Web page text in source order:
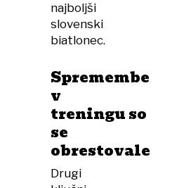
najboljši
slovenski
biatlonec.
Spremembe
v
treningu so
se
obrestovale
Drugi